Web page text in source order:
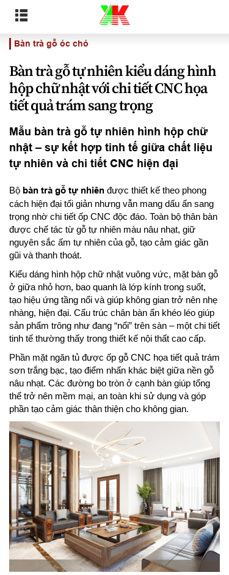
Bàn trà gỗ óc chó
Bàn trà gỗ tự nhiên kiểu dáng hình
hộp chữ nhật với chi tiết CNC họa
tiết quả trám sang trọng
Mẫu bàn trà gỗ tự nhiên hình hộp chữ
nhật – sự kết hợp tinh tế giữa chất liệu
tự nhiên và chi tiết CNC hiện đại
Bộ bàn trà gỗ tự nhiên được thiết kế theo phong
cách hiện đại tối giản nhưng vẫn mang dấu ấn sang
trọng nhờ chi tiết ốp CNC độc đáo. Toàn bộ thân bàn
được chế tác từ gỗ tự nhiên màu nâu nhạt, giữ
nguyên sắc ấm tự nhiên của gỗ, tạo cảm giác gần
gũi và thanh thoát.
Kiểu dáng hình hộp chữ nhật vuông vức, mặt bàn gỗ
ở giữa nhỏ hơn, bao quanh là lớp kính trong suốt,
tạo hiệu ứng tầng nổi và giúp không gian trở nên nhẹ
nhàng, hiện đại. Cấu trúc chân bàn ẩn khéo léo giúp
sản phẩm trông như đang “nổi” trên sàn – một chi tiết
tinh tế thường thấy trong thiết kế nội thất cao cấp.
Phần mặt ngăn tủ được ốp gỗ CNC họa tiết quả trám
sơn trắng bạc, tạo điểm nhấn khác biệt giữa nền gỗ
nâu nhạt. Các đường bo tròn ở cạnh bàn giúp tổng
thể trở nên mềm mại, an toàn khi sử dụng và góp
phần tạo cảm giác thân thiện cho không gian.